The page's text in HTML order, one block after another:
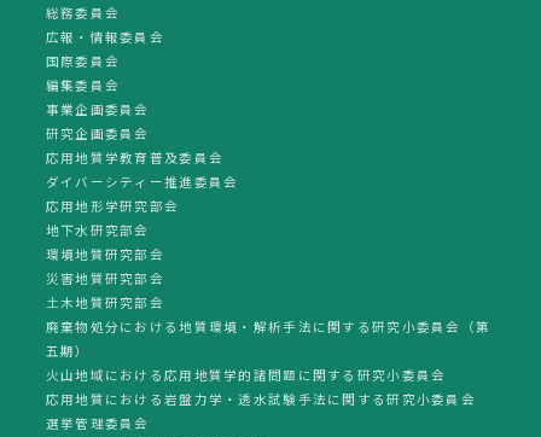
総務委員会
広報・情報委員会
国際委員会
編集委員会
事業企画委員会
研究企画委員会
応用地質学教育普及委員会
ダイバーシティー推進委員会
応用地形学研究部会
地下水研究部会
環境地質研究部会
災害地質研究部会
土木地質研究部会
廃棄物処分における地質環境・解析手法に関する研究小委員会（第
五期）
火山地域における応用地質学的諸問題に関する研究小委員会
応用地質における岩盤力学・透水試験手法に関する研究小委員会
選挙管理委員会